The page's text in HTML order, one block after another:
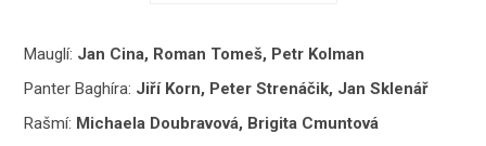
Mauglí: Jan Cina, Roman Tomeš, Petr Kolman
Panter Baghíra: Jiří Korn, Peter Strenáčik, Jan Sklenář
Rašmí: Michaela Doubravová, Brigita Cmuntová